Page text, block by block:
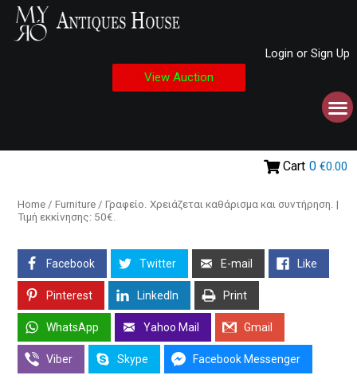
Login or Sign Up
View Auction
Cart 0 €0.00
Home / Furniture / Γραφείο. Χρειάζεται καθάρισμα και συντήρηση. |
Τιμή εκκίνησης: 50€.
Facebook Twitter E-mail Like
Pinterest LinkedIn Print
WhatsApp Yahoo Mail Gmail
Viber Skype Facebook Messenger